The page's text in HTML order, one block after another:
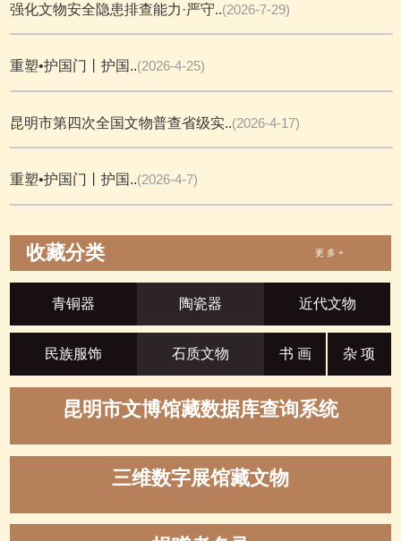
强化文物安全隐患排查能力·严守..(2026-7-29)
重塑•护国门丨护国..(2026-4-25)
昆明市第四次全国文物普查省级实..(2026-4-17)
重塑•护国门丨护国..(2026-4-7)
收藏分类 更 多 +
青铜器 陶瓷器 近代文物
民族服饰 石质文物 书 画 杂 项
昆明市文博馆藏数据库查询系统
三维数字展馆藏文物